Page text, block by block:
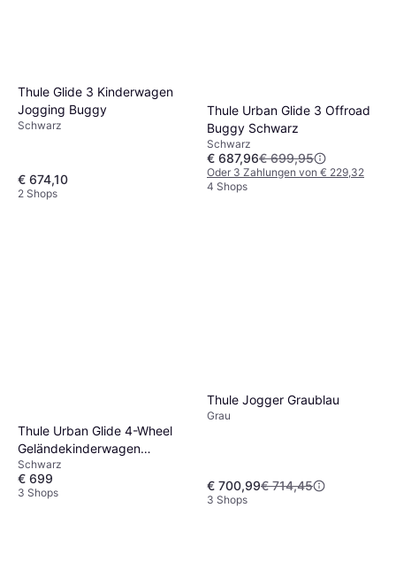
Thule Glide 3 Kinderwagen
Jogging Buggy
Schwarz
€ 674,10
2 Shops
Thule Urban Glide 3 Offroad
Buggy Schwarz
Schwarz
€ 687,96€ 699,95
Oder 3 Zahlungen von € 229,32
4 Shops
Thule Urban Glide 4-Wheel
Geländekinderwagen
Schwarz
Schwarz
€ 699
3 Shops
Thule Jogger Graublau
Grau
€ 700,99€ 714,45
3 Shops